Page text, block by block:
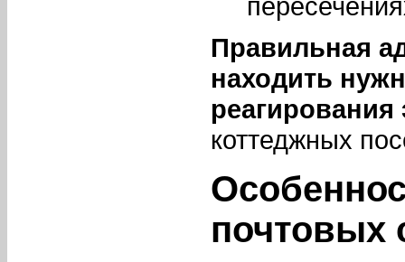
Правильная
находить
коттеджных
почтовых